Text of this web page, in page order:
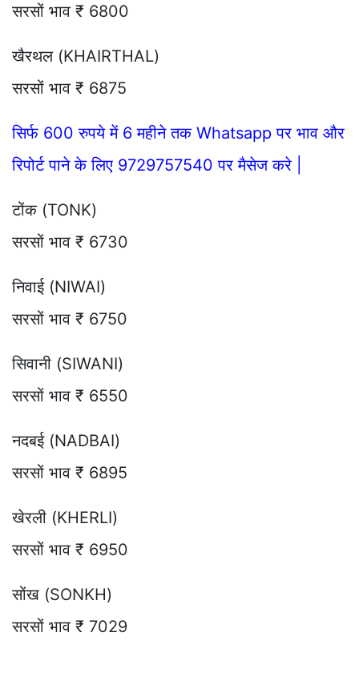
सरसों भाव ₹ 6800
खैरथल (KHAIRTHAL)
सरसों भाव ₹ 6875
सिर्फ 600 रुपये में 6 महीने तक Whatsapp पर भाव और
रिपोर्ट पाने के लिए 9729757540 पर मैसेज करे |
टोंक (TONK)
सरसों भाव ₹ 6730
निवाई (NIWAI)
सरसों भाव ₹ 6750
सिवानी (SIWANI)
सरसों भाव ₹ 6550
नदबई (NADBAI)
सरसों भाव ₹ 6895
खेरली (KHERLI)
सरसों भाव ₹ 6950
सोंख (SONKH)
सरसों भाव ₹ 7029